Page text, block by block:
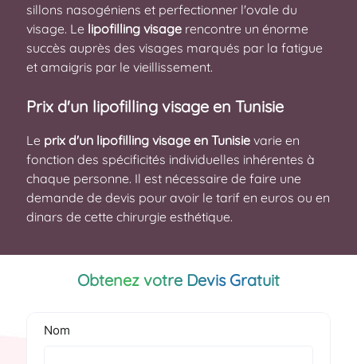
sillons nasogéniens et perfectionner l'ovale du
visage. Le lipofilling visage rencontre un énorme
succès auprès des visages marqués par la fatigue
et amaigris par le vieillissement.
Prix d'un lipofilling visage en Tunisie
Le prix d'un lipofilling visage en Tunisie varie en
fonction des spécificités individuelles inhérentes à
chaque personne. Il est nécessaire de faire une
demande de devis pour avoir le tarif en euros ou en
dinars de cette chirurgie esthétique.
Obtenez votre Devis Gratuit